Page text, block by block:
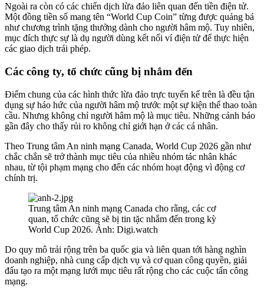
Ngoài ra còn có các chiến dịch lừa đảo liên quan đến tiền điện tử.
Một đồng tiền số mang tên “World Cup Coin” từng được quảng bá
như chương trình tặng thưởng dành cho người hâm mộ. Tuy nhiên,
mục đích thực sự là dụ người dùng kết nối ví điện tử để thực hiện
các giao dịch trái phép.
Các công ty, tổ chức cũng bị nhắm đến
Điểm chung của các hình thức lừa đảo trực tuyến kể trên là đều tận
dụng sự háo hức của người hâm mộ trước một sự kiện thể thao toàn
cầu. Nhưng không chỉ người hâm mộ là mục tiêu. Những cảnh báo
gần đây cho thấy rủi ro không chỉ giới hạn ở các cá nhân.
Theo Trung tâm An ninh mạng Canada, World Cup 2026 gần như
chắc chắn sẽ trở thành mục tiêu của nhiều nhóm tác nhân khác
nhau, từ tội phạm mạng cho đến các nhóm hoạt động vì động cơ
chính trị.
Trung tâm An ninh mạng Canada cho rằng, các cơ
quan, tổ chức cũng sẽ bị tin tặc nhắm đến trong kỳ
World Cup 2026. Ảnh: Digi.watch
Do quy mô trải rộng trên ba quốc gia và liên quan tới hàng nghìn
doanh nghiệp, nhà cung cấp dịch vụ và cơ quan công quyền, giải
đấu tạo ra một mạng lưới mục tiêu rất rộng cho các cuộc tấn công
mạng.